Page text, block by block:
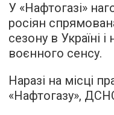
У «Нафтогазі»
росіян
сезону в Україні
воєнного сенсу.
Наразі на місці
«Нафтогазу»,